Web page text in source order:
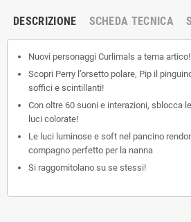
DESCRIZIONE SCHEDA TECNICA
Nuovi personaggi Curlimals a tema artico!
Scopri Perry l’orsetto polare, Pip il
soffici e scintillanti!
Con oltre 60 suoni e interazioni, sblocca
luci colorate!
Le luci luminose e soft nel pancino
compagno perfetto per la nanna
Si raggomitolano su se stessi!